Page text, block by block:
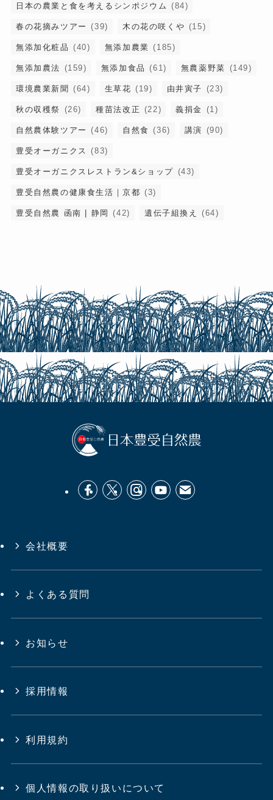
日本の農業と食を考えるシンポジウム (84)
春の花摘みツアー (39) 木の花の咲くや (15)
無添加化粧品 (40) 無添加農業 (185)
無添加農法 (159) 無添加食品 (61) 無農薬野菜 (149)
環境農業新聞 (64) 生草花 (19) 由井寅子 (23)
秋の収穫祭 (26) 種苗法改正 (22) 義捐金 (1)
自然農体験ツアー (46) 自然食 (36) 講演 (90)
豊受オーガニクス (83)
豊受オーガニクスレストラン&ショップ (43)
豊受自然農の健康食生活｜京都 (3)
豊受自然農 函南 | 静岡 (42) 遺伝子組換え (64)
会社概要
よくある質問
お知らせ
採用情報
利用規約
個人情報の取り扱いについて